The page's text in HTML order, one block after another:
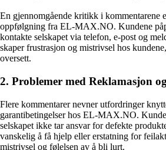
En gjennomgående kritikk i kommentarene
oppfølgning fra EL-MAX.NO. Kundene
kontakte selskapet via telefon, e-post og
skaper frustrasjon og mistrivsel hos
oversett.
2. Problemer med Reklamasjon
Flere kommentarer nevner utfordringer
garantibetingelser hos EL-MAX.NO.
selskapet ikke tar ansvar for defekte
vanskelig å få hjelp eller erstatning for
mistrivsel og følelsen av å bli lurt.